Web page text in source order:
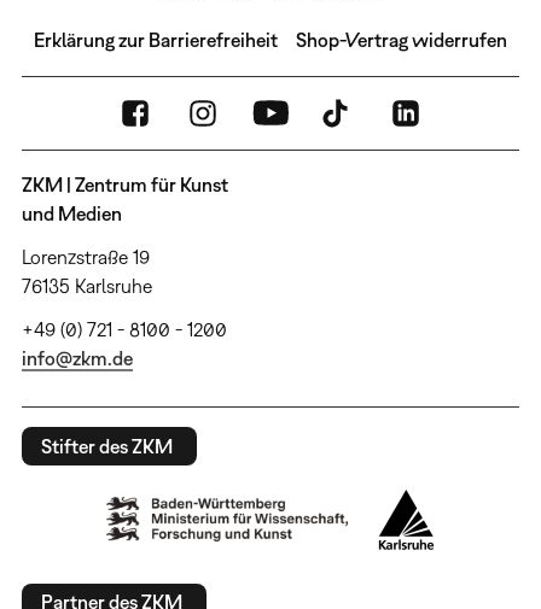
Erklärung zur Barrierefreiheit Shop-Vertrag widerrufen
ZKM | Zentrum für Kunst
und Medien
Lorenzstraße 19
76135 Karlsruhe
+49 (0) 721 - 8100 - 1200
info@zkm.de
Stifter des ZKM
Partner des ZKM